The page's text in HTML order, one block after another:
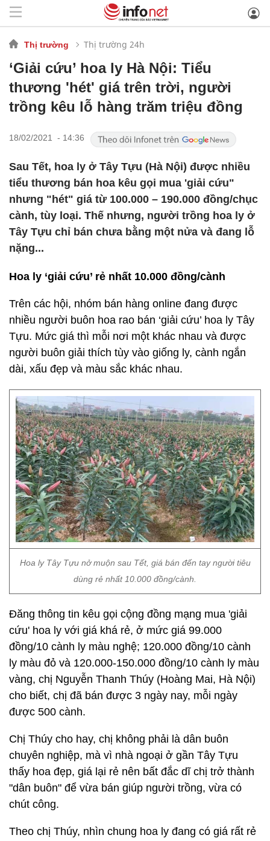
Thị trường Thị trường 24h
‘Giải cứu’ hoa ly Hà Nội: Tiểu
thương 'hét' giá trên trời, người
trồng kêu lỗ hàng trăm triệu đồng
18/02/2021 - 14:36
Sau Tết, hoa ly ở Tây Tựu (Hà Nội) được nhiều
tiểu thương bán hoa kêu gọi mua 'giải cứu"
nhưng "hét" giá từ 100.000 – 190.000 đồng/chục
cành, tùy loại. Thế nhưng, người trồng hoa ly ở
Tây Tựu chỉ bán chưa bằng một nửa và đang lỗ
nặng...
Hoa ly ‘giải cứu’ rẻ nhất 10.000 đồng/cành
Trên các hội, nhóm bán hàng online đang được
nhiều người buôn hoa rao bán ‘giải cứu’ hoa ly Tây
Tựu. Mức giá thì mỗi nơi một khác nhau và được
người buôn giải thích tùy vào giống ly, cành ngắn
dài, xấu đẹp và màu sắc khác nhau.
Hoa ly Tây Tựu nở muộn sau Tết, giá bán đến tay người tiêu
dùng rẻ nhất 10.000 đồng/cành.
Đăng thông tin kêu gọi cộng đồng mạng mua 'giải
cứu' hoa ly với giá khá rẻ, ở mức giá 99.000
đồng/10 cành ly màu nghệ; 120.000 đồng/10 cành
ly màu đỏ và 120.000-150.000 đồng/10 cành ly màu
vàng, chị Nguyễn Thanh Thúy (Hoàng Mai, Hà Nội)
cho biết, chị đã bán được 3 ngày nay, mỗi ngày
được 500 cành.
Chị Thúy cho hay, chị không phải là dân buôn
chuyên nghiệp, mà vì nhà ngoại ở gần Tây Tựu
thấy hoa đẹp, giá lại rẻ nên bất đắc dĩ chị trở thành
"dân buôn" để vừa bán giúp người trồng, vừa có
chút công.
Theo chị Thúy, nhìn chung hoa ly đang có giá rất rẻ